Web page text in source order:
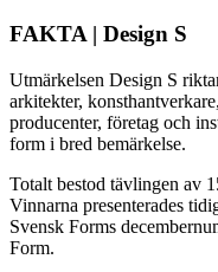
FAKTA | Design S
Utmärkelsen Design S
arkitekter,
producenter, företag och
form i bred bemärkelse.
Totalt bestod tävlingen av
Vinnarna presenterades
Svensk Forms
Form.